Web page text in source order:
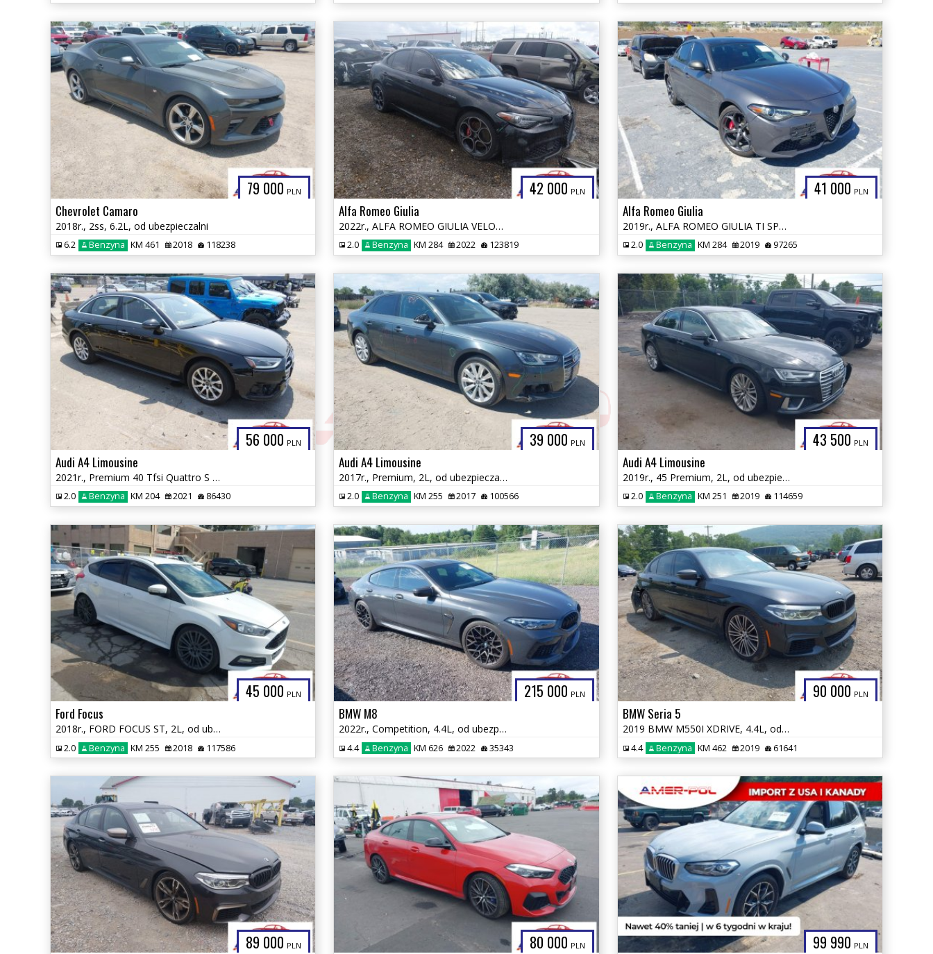
79 000 PLN
Chevrolet Camaro
2018r., 2ss, 6.2L, od ubezpieczalni
6.2 Benzyna KM 461 2018 118238
42 000 PLN
Alfa Romeo Giulia
2022r., ALFA ROMEO GIULIA VELOCE TI RWD, 2L, od ubezpieczalni
2.0 Benzyna KM 284 2022 123819
41 000 PLN
Alfa Romeo Giulia
2019r., ALFA ROMEO GIULIA TI SPORT AWD, 2L, od ubezpieczalni
2.0 Benzyna KM 284 2019 97265
56 000 PLN
Audi A4 Limousine
2021r., Premium 40 Tfsi Quattro S Tronic, 2L, od ubezpieczalni
2.0 Benzyna KM 204 2021 86430
39 000 PLN
Audi A4 Limousine
2017r., Premium, 2L, od ubezpieczalni
2.0 Benzyna KM 255 2017 100566
43 500 PLN
Audi A4 Limousine
2019r., 45 Premium, 2L, od ubezpieczalni
2.0 Benzyna KM 251 2019 114659
45 000 PLN
Ford Focus
2018r., FORD FOCUS ST, 2L, od ubezpieczalni
2.0 Benzyna KM 255 2018 117586
215 000 PLN
BMW M8
2022r., Competition, 4.4L, od ubezpieczalni
4.4 Benzyna KM 626 2022 35343
90 000 PLN
BMW Seria 5
2019 BMW M550I XDRIVE, 4.4L, od ubezpieczalni
4.4 Benzyna KM 462 2019 61641
89 000 PLN 80 000 PLN 99 990 PLN